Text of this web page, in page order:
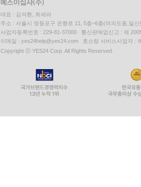
대표 : 김석환, 최세라
주소 : 서울시 영등포구 은행로 11, 5층~6층(여의도동,일신
사업자등록번호 : 229-81-37000 통신판매업신고 : 제
이메일 : yes24help@yes24.com 호스팅 서비스사업자 :
Copyright ⓒ YES24 Corp. All Rights Reserved.